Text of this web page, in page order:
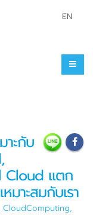
EN
ะกับ
Cloud แตก
มาะสมกับเรา
CloudComputing,